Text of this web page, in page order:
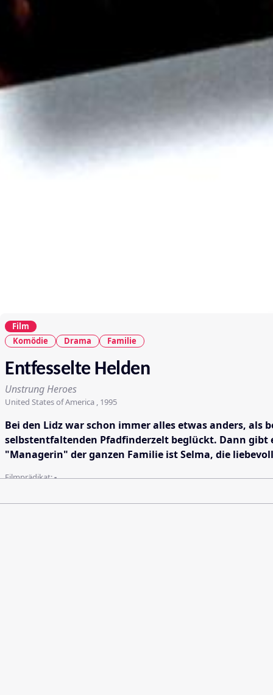
Film
Komödie
Drama Familie
Entfesselte Helden
Unstrung Heroes
United States of America , 1995
Bei den Lidz war schon immer alles etwas anders, als
selbstentfaltenden Pfadfinderzelt beglückt. Dann gibt
"Managerin" der ganzen Familie ist Selma, die
Filmprädikat:-